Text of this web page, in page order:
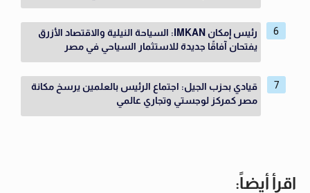
رئيس إمكان IMKAN: السياحة النيلية والاقتصاد الأزرق
يفتحان آفاقًا جديدة للاستثمار السياحي في مصر
قيادي بحزب الجيل: اجتماع الرئيس بالعلمين يرسخ مكانة
مصر كمركز لوجستي وتجاري عالمي
اقرأ أيضاً: